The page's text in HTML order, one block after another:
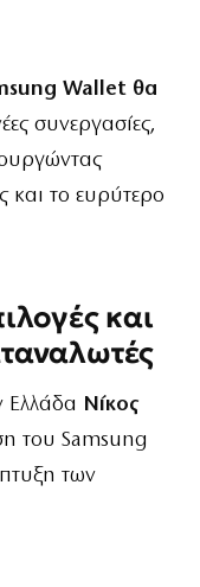
Wallet θα
συνεργασίες,
και το ευρύτερο
και
Ελλάδα Νίκος
του Samsung
των